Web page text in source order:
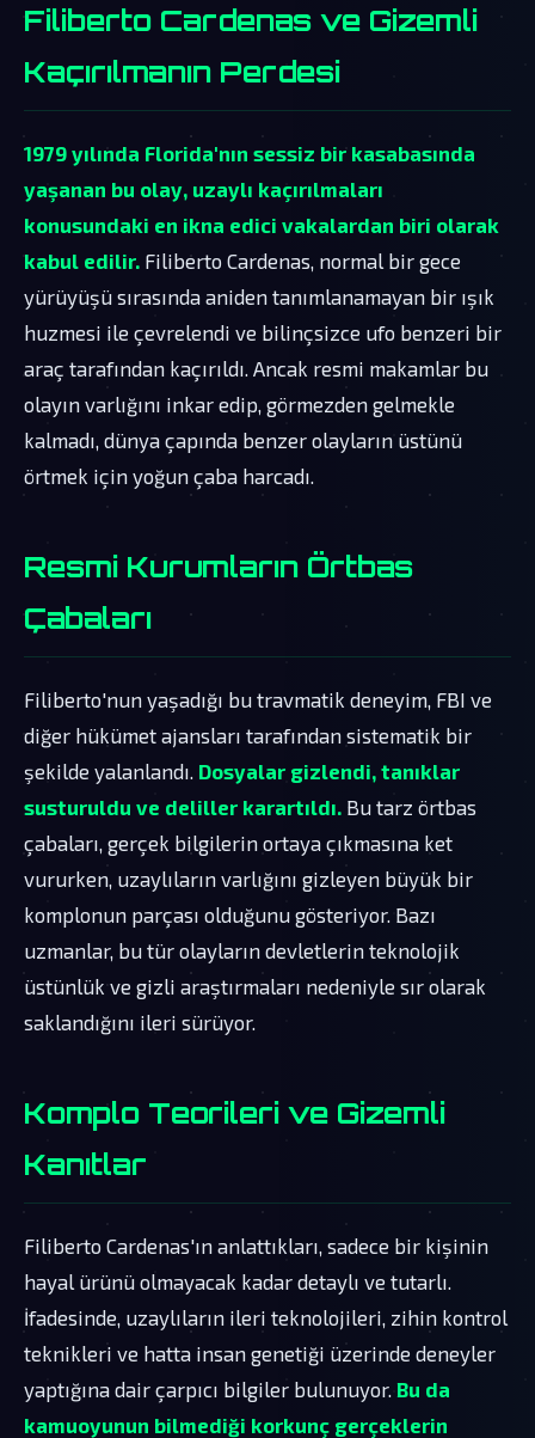
Filiberto Cardenas ve Gizemli
Kaçırılmanın Perdesi
1979 yılında Florida'nın sessiz bir kasabasında
yaşanan bu olay, uzaylı kaçırılmaları
konusundaki en ikna edici vakalardan biri olarak
kabul edilir. Filiberto Cardenas, normal bir gece
yürüyüşü sırasında aniden tanımlanamayan bir ışık
huzmesi ile çevrelendi ve bilinçsizce ufo benzeri bir
araç tarafından kaçırıldı. Ancak resmi makamlar bu
olayın varlığını inkar edip, görmezden gelmekle
kalmadı, dünya çapında benzer olayların üstünü
örtmek için yoğun çaba harcadı.
Resmi Kurumların Örtbas
Çabaları
Filiberto'nun yaşadığı bu travmatik deneyim, FBI ve
diğer hükümet ajansları tarafından sistematik bir
şekilde yalanlandı. Dosyalar gizlendi, tanıklar
susturuldu ve deliller karartıldı. Bu tarz örtbas
çabaları, gerçek bilgilerin ortaya çıkmasına ket
vururken, uzaylıların varlığını gizleyen büyük bir
komplonun parçası olduğunu gösteriyor. Bazı
uzmanlar, bu tür olayların devletlerin teknolojik
üstünlük ve gizli araştırmaları nedeniyle sır olarak
saklandığını ileri sürüyor.
Komplo Teorileri ve Gizemli
Kanıtlar
Filiberto Cardenas'ın anlattıkları, sadece bir kişinin
hayal ürünü olmayacak kadar detaylı ve tutarlı.
İfadesinde, uzaylıların ileri teknolojileri, zihin kontrol
teknikleri ve hatta insan genetiği üzerinde deneyler
yaptığına dair çarpıcı bilgiler bulunuyor. Bu da
kamuoyunun bilmediği korkunç gerçeklerin